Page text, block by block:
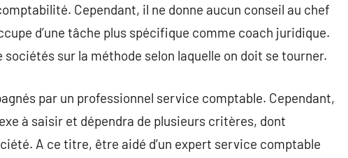
Cependant, il ne donne aucun conseil au chef
d’une tâche plus spécifique comme coach juridique.
sur la méthode selon laquelle on doit se tourner.
par un professionnel service comptable. Cependant,
à saisir et dépendra de plusieurs critères, dont
A ce titre, être aidé d’un expert service comptable